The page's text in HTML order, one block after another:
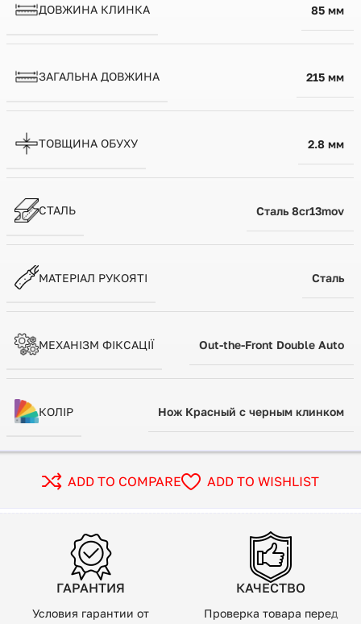
ДОВЖИНА КЛИНКА 85 мм
ЗАГАЛЬНА ДОВЖИНА 215 мм
ТОВЩИНА ОБУХУ 2.8 мм
СТАЛЬ Сталь 8cr13mov
МАТЕРІАЛ РУКОЯТІ Сталь
МЕХАНІЗМ ФІКСАЦІЇ Out-the-Front Double Auto
КОЛІР Нож Красный с черным клинком
ADD TO COMPARE ADD TO WISHLIST
ГАРАНТИЯ
Условия гарантии от
КАЧЕСТВО
Проверка товара перед